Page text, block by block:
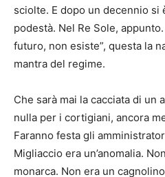
sciolte. E dopo un decennio si
podestà. Nel Re Sole,
futuro, non esiste”, questa la
mantra del regime.
Che sarà mai la cacciata di un
nulla per i cortigiani, ancora
Faranno festa gli
Migliaccio era un’anomalia.
monarca. Non era un